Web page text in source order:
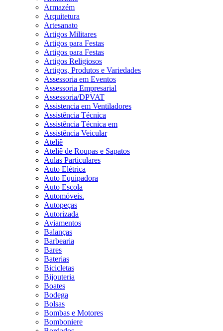
Armazém
Arquitetura
Artesanato
Artigos Militares
Artigos para Festas
Artigos para Festas
Artigos Religiosos
Artigos, Produtos e Variedades
Assessoria em Eventos
Assessoria Empresarial
Assessoria/DPVAT
Assistencia em Ventiladores
Assistência Técnica
Assistência Técnica em
Assistência Veicular
Ateliê
Ateliê de Roupas e Sapatos
Aulas Particulares
Auto Elétrica
Auto Equipadora
Auto Escola
Automóveis.
Autopeças
Autorizada
Aviamentos
Balanças
Barbearia
Bares
Baterias
Bicicletas
Bijouteria
Boates
Bodega
Bolsas
Bombas e Motores
Bomboniere